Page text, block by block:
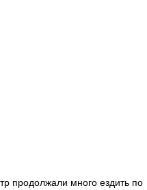
продолжали много ездить по